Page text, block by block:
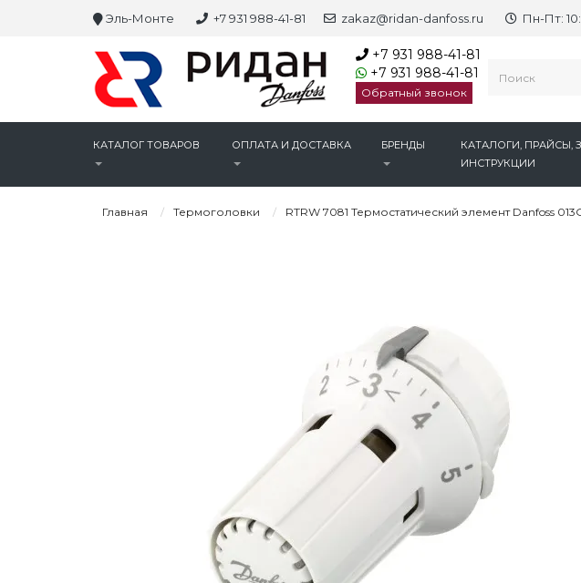
Эль-Монте +7 931 988-41-81 zakaz@ridan-danfoss.ru Пн-Пт:
+7 931 988-41-81
+7 931 988-41-81
Обратный звонок
КАТАЛОГ ТОВАРОВ ОПЛАТА И ДОСТАВКА БРЕНДЫ
КАТАЛОГИ, ПРАЙСЫ,
ИНСТРУКЦИИ
Главная Термоголовки RTRW 7081 Термостатический элемент Danfoss